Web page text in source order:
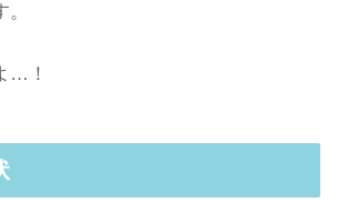
…！